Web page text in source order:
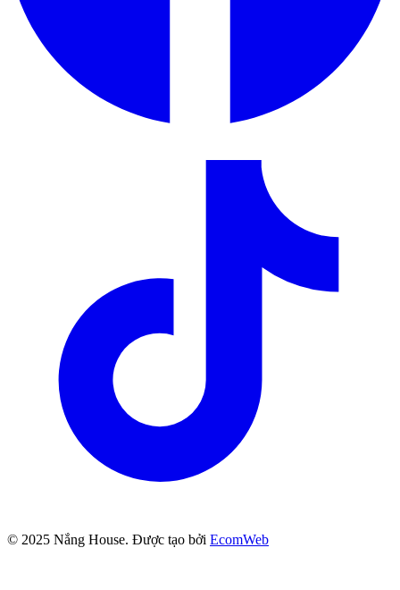
© 2025 Nắng House. Được tạo bởi EcomWeb